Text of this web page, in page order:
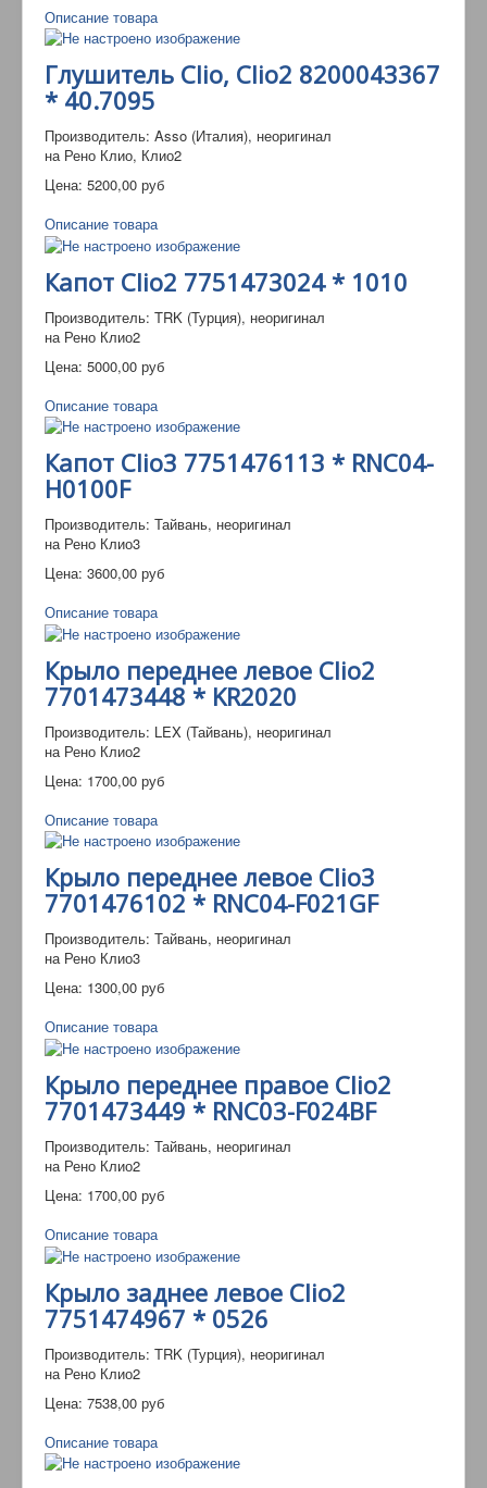
Описание товара
Глушитель Clio, Clio2 8200043367
* 40.7095
Производитель: Asso (Италия), неоригинал
на Рено Клио, Клио2
Цена: 5200,00 руб
Описание товара
Капот Clio2 7751473024 * 1010
Производитель: TRK (Турция), неоригинал
на Рено Клио2
Цена: 5000,00 руб
Описание товара
Капот Clio3 7751476113 * RNC04-
H0100F
Производитель: Тайвань, неоригинал
на Рено Клио3
Цена: 3600,00 руб
Описание товара
Крыло переднее левое Clio2
7701473448 * KR2020
Производитель: LEX (Тайвань), неоригинал
на Рено Клио2
Цена: 1700,00 руб
Описание товара
Крыло переднее левое Clio3
7701476102 * RNC04-F021GF
Производитель: Тайвань, неоригинал
на Рено Клио3
Цена: 1300,00 руб
Описание товара
Крыло переднее правое Clio2
7701473449 * RNC03-F024BF
Производитель: Тайвань, неоригинал
на Рено Клио2
Цена: 1700,00 руб
Описание товара
Крыло заднее левое Clio2
7751474967 * 0526
Производитель: TRK (Турция), неоригинал
на Рено Клио2
Цена: 7538,00 руб
Описание товара